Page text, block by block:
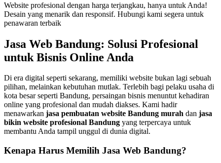
Website profesional dengan harga terjangkau, hanya untuk Anda!
Desain yang menarik dan responsif. Hubungi kami segera untuk
penawaran terbaik
Jasa Web Bandung: Solusi Profesional
untuk Bisnis Online Anda
Di era digital seperti sekarang, memiliki website bukan lagi sebuah
pilihan, melainkan kebutuhan mutlak. Terlebih bagi pelaku usaha di
kota besar seperti Bandung, persaingan bisnis menuntut kehadiran
online yang profesional dan mudah diakses. Kami hadir
menawarkan jasa pembuatan website Bandung murah dan jasa
bikin website profesional Bandung yang terpercaya untuk
membantu Anda tampil unggul di dunia digital.
Kenapa Harus Memilih Jasa Web Bandung?